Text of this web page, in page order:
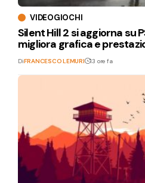
VIDEOGIOCHI
Silent Hill 2 si aggiorna su
migliora grafica e
DiFRANCESCO LEMURI 13 ore fa